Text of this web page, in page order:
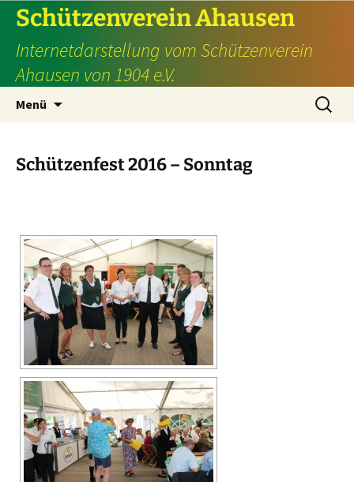
Schützenverein Ahausen
Internetdarstellung vom Schützenverein
Ahausen von 1904 e.V.
Menü
Suche
nach:
Schützenfest 2016 – Sonntag